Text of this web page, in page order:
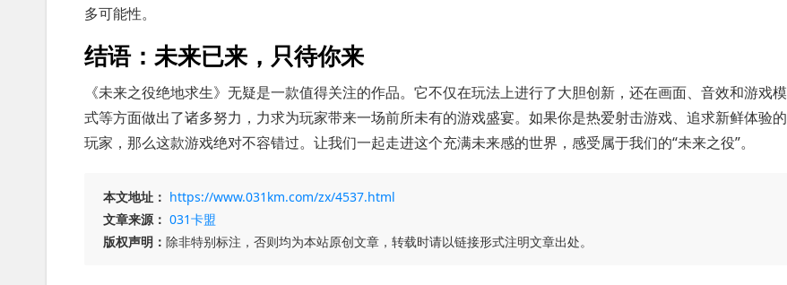
多可能性。
结语：未来已来，只待你来
《未来之役绝地求生》无疑是一款值得关注的作品。它不仅在玩法上进行了大胆创新，还在画面、音效和游戏模
式等方面做出了诸多努力，力求为玩家带来一场前所未有的游戏盛宴。如果你是热爱射击游戏、追求新鲜体验的
玩家，那么这款游戏绝对不容错过。让我们一起走进这个充满未来感的世界，感受属于我们的“未来之役”。
本文地址： https://www.031km.com/zx/4537.html
文章来源： 031卡盟
版权声明： 除非特别标注，否则均为本站原创文章，转载时请以链接形式注明文章出处。